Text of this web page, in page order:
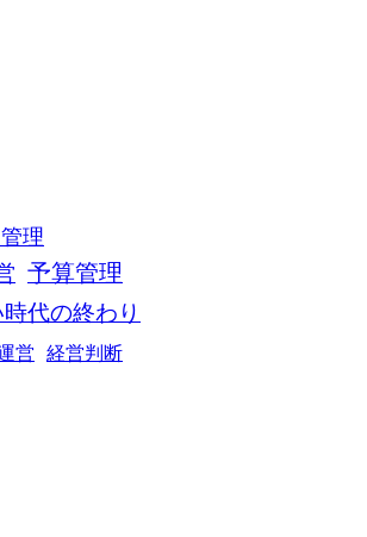
理
予算管理
代の終わり
営 経営判断